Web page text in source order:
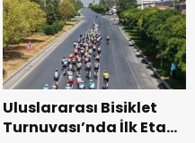
Uluslararası Bisiklet
Turnuvası’nda İlk Etap